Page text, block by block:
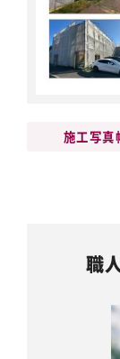
施工写真
職